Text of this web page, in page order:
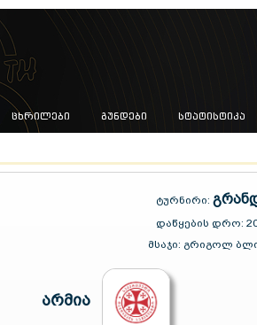
ᲪᲮᲠᲘᲚᲔᲑᲘ ᲒᲣᲜᲓᲔᲑᲘ ᲡᲢᲐᲢᲘᲡᲢᲘᲙᲐ
ტურნირი:
დაწყების დრო:
მსაჯი: გრიგოლ
არმია